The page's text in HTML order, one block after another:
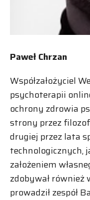
Paweł Chrzan
Współzałożyciel
psychoterapii
ochrony zdrowia
strony przez
drugiej przez lata
technologicznych,
założeniem
zdobywał również
prowadził zespół